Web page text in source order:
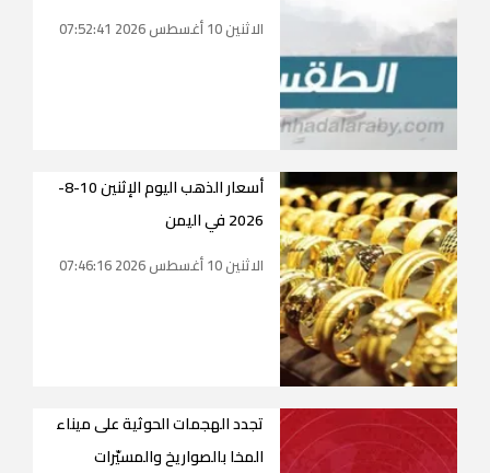
الاثنين 10 أغسطس 2026 07:52:41
أسعار الذهب اليوم الإثنين 10-8-
2026 في اليمن
الاثنين 10 أغسطس 2026 07:46:16
تجدد الهجمات الحوثية على ميناء
المخا بالصواريخ والمسيّرات